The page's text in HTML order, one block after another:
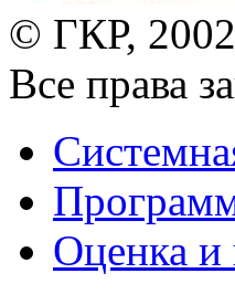
© ГКР,
Все права
Оценка и